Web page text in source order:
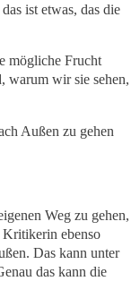
ist etwas, das die
mögliche Frucht
warum wir sie sehen,
Außen zu gehen
Weg zu gehen,
Kritikerin ebenso
Das kann unter
das kann die